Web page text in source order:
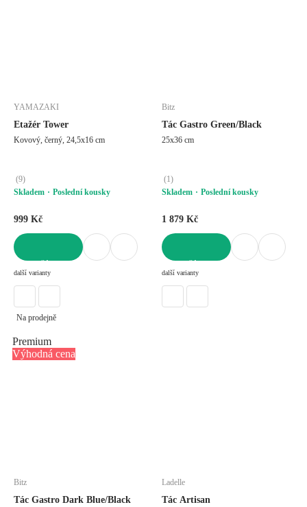
YAMAZAKI
Etažér Tower
Kovový, černý, 24,5x16 cm
(9)
Skladem
Poslední kousky
999 Kč
další varianty
Na prodejně
Bitz
Tác Gastro Green/Black
25x36 cm
(1)
Skladem
Poslední kousky
1 879 Kč
další varianty
Premium
Výhodná cena
Bitz
Tác Gastro Dark Blue/Black
Ladelle
Tác Artisan